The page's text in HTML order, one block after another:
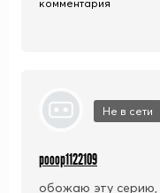
комментария
Не в сети
pooop1122109
обожаю эту серию,